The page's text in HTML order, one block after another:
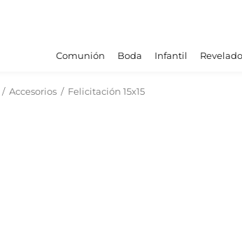
Comunión Boda Infantil Revelado
/ Accesorios / Felicitación 15x15